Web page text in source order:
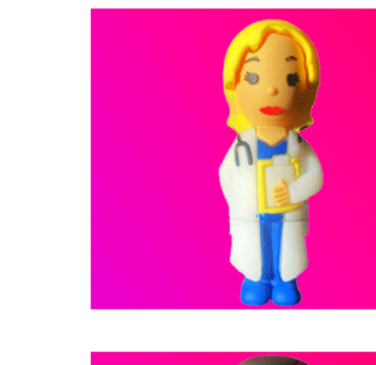
فلش مموری عروسکی -- کد B1